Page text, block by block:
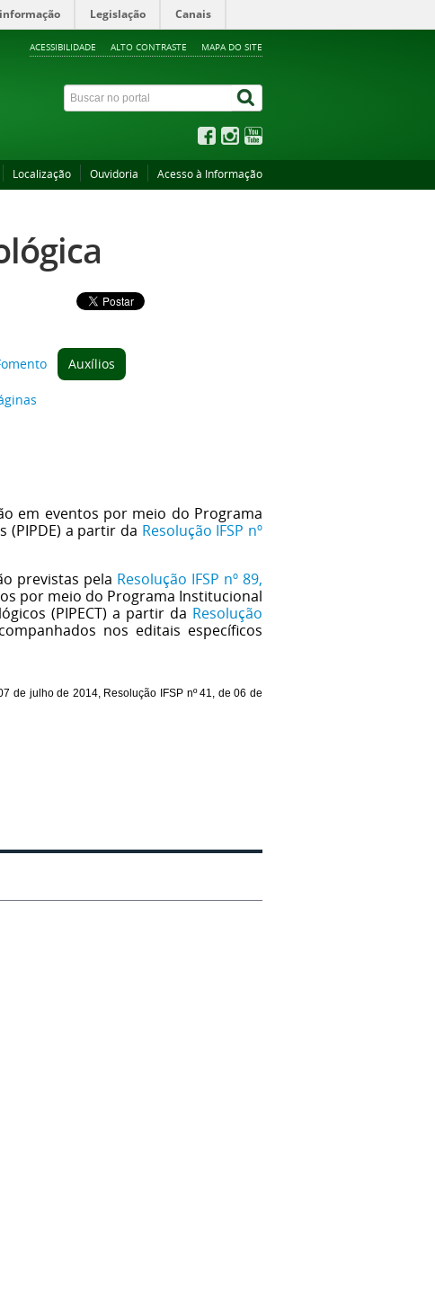
Legislação Canais
ACESSIBILIDADE ALTO CONTRASTE MAPA DO SITE
Localização Ouvidoria Acesso à Informação
Auxílios
em eventos por meio do Programa
(PIPDE) a partir da Resolução IFSP nº
previstas pela Resolução IFSP nº 89,
por meio do Programa Institucional
(PIPECT) a partir da Resolução
nos editais específicos
de julho de 2014, Resolução IFSP nº 41, de 06 de